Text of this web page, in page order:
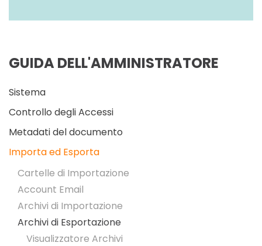
GUIDA DELL'AMMINISTRATORE
Sistema
Controllo degli Accessi
Metadati del documento
Importa ed Esporta
Cartelle di Importazione
Account Email
Archivi di Importazione
Archivi di Esportazione
Visualizzatore Archivi